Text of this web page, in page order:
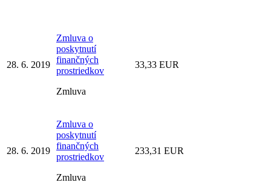
28. 6. 2019
Zmluva o
poskytnutí
finančných
prostriedkov
Zmluva
33,33 EUR
28. 6. 2019
Zmluva o
poskytnutí
finančných
prostriedkov
Zmluva
233,31 EUR